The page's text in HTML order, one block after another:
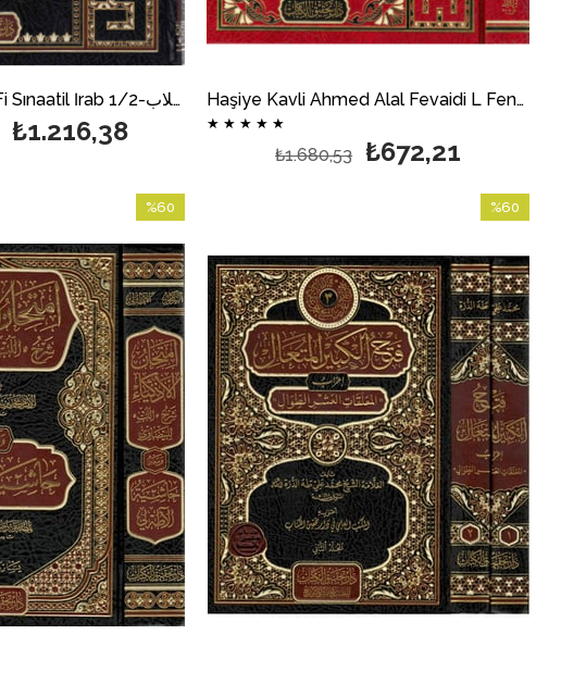
Temrinut Tullab Fi Sınaatil İrab 1/2-تمرين الطلاب
₺1.216,38
Haşiye Kavli Ahmed Alal Fevaidi L Fenariyye Şerh Er Risaletil Esiriyye | حاشية قول أحمد على الفوائد الفنارية شرح الرسالة الأثيرية
★ ★ ★ ★ ★
₺672,21
₺1.680,53
%60
%60İndirim
%60
%60İndirim